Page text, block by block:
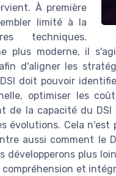
À première
limité à la
techniques.
plus moderne, il
d'aligner les
doit pouvoir
optimiser les
de la capacité du
évolutions. Cela n'est
aussi comment le
développerons plus
et